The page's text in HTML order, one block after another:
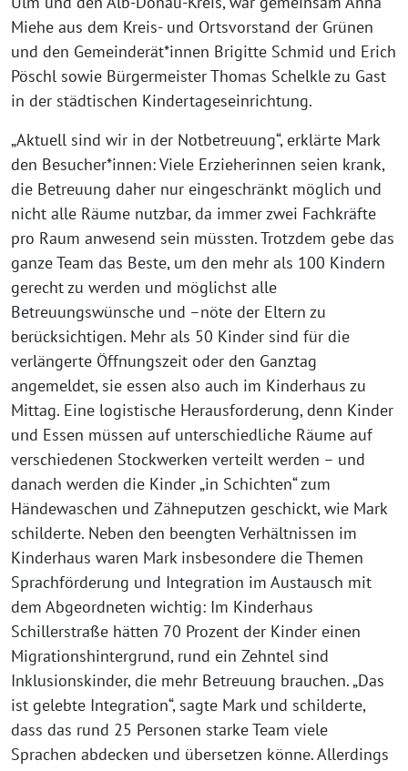
Miehe aus dem Kreis- und Ortsvorstand der Grünen
und den Gemeinderät*innen Brigitte Schmid und Erich
Pöschl sowie Bürgermeister Thomas Schelkle zu Gast
in der städtischen Kindertageseinrichtung.
„Aktuell sind wir in der Notbetreuung“, erklärte Mark
den Besucher*innen: Viele Erzieherinnen seien krank,
die Betreuung daher nur eingeschränkt möglich und
nicht alle Räume nutzbar, da immer zwei Fachkräfte
pro Raum anwesend sein müssten. Trotzdem gebe das
ganze Team das Beste, um den mehr als 100 Kindern
gerecht zu werden und möglichst alle
Betreuungswünsche und –nöte der Eltern zu
berücksichtigen. Mehr als 50 Kinder sind für die
verlängerte Öffnungszeit oder den Ganztag
angemeldet, sie essen also auch im Kinderhaus zu
Mittag. Eine logistische Herausforderung, denn Kinder
und Essen müssen auf unterschiedliche Räume auf
verschiedenen Stockwerken verteilt werden – und
danach werden die Kinder „in Schichten“ zum
Händewaschen und Zähneputzen geschickt, wie Mark
schilderte. Neben den beengten Verhältnissen im
Kinderhaus waren Mark insbesondere die Themen
Sprachförderung und Integration im Austausch mit
dem Abgeordneten wichtig: Im Kinderhaus
Schillerstraße hätten 70 Prozent der Kinder einen
Migrationshintergrund, rund ein Zehntel sind
Inklusionskinder, die mehr Betreuung brauchen. „Das
ist gelebte Integration“, sagte Mark und schilderte,
dass das rund 25 Personen starke Team viele
Sprachen abdecken und übersetzen könne. Allerdings